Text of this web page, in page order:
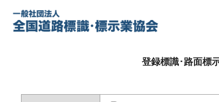
登録標識･路面標